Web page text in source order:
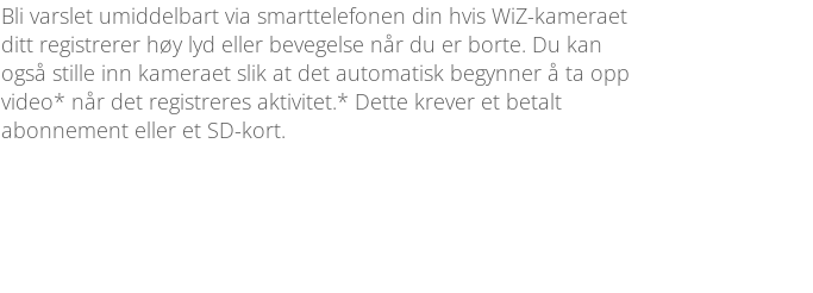
Bli varslet umiddelbart via smarttelefonen din hvis WiZ-kameraet
ditt registrerer høy lyd eller bevegelse når du er borte. Du kan
også stille inn kameraet slik at det automatisk begynner å ta opp
video* når det registreres aktivitet.* Dette krever et betalt
abonnement eller et SD-kort.